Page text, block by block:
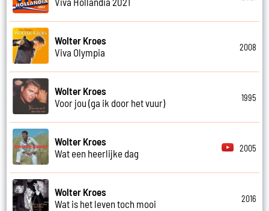
Wolter Kroes
Viva Olympia
2008
Wolter Kroes
Voor jou (ga ik door het vuur)
1995
Wolter Kroes
Wat een heerlijke dag
2005
Wolter Kroes
Wat is het leven toch mooi
2016